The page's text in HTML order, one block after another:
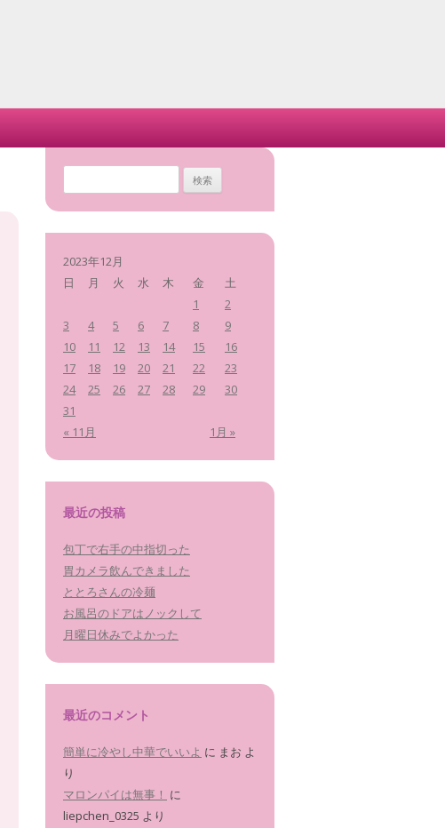
索
2023年12月
日
月 火 水 木 金 土
« 11月 1月 »
1
2
3
4 5 6 7 8
9
10
11 12 13 14 15
16
17
18 19 20 21 22
23
24
25 26 27 28 29
30
31
最近の投稿
包丁で右手の中指切った
胃カメラ飲んできました
ととろさんの冷麺
お風呂のドアはノックして
月曜日休みでよかった
最近のコメント
簡単に冷やし中華でいいよ に まお よ
り
マロンパイは無事！ に
liepchen_0325 より